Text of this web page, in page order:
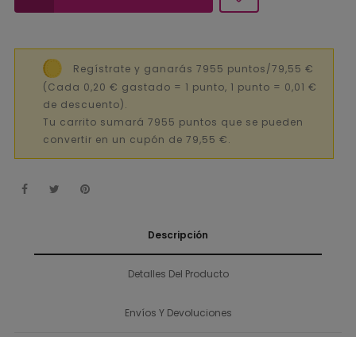
Regístrate y ganarás 7955 puntos/79,55 €
(Cada 0,20 € gastado = 1 punto, 1 punto = 0,01 €
de descuento).
Tu carrito sumará 7955 puntos que se pueden
convertir en un cupón de 79,55 €.
Descripción
Detalles Del Producto
Envíos Y Devoluciones